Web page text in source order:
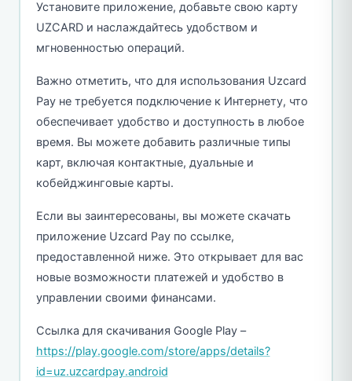
Установите приложение, добавьте свою карту
UZCARD и наслаждайтесь удобством и
мгновенностью операций.
Важно отметить, что для использования Uzcard
Pay не требуется подключение к Интернету, что
обеспечивает удобство и доступность в любое
время. Вы можете добавить различные типы
карт, включая контактные, дуальные и
кобейджинговые карты.
Если вы заинтересованы, вы можете скачать
приложение Uzcard Pay по ссылке,
предоставленной ниже. Это открывает для вас
новые возможности платежей и удобство в
управлении своими финансами.
Ссылка для скачивания Google Play –
https://play.google.com/store/apps/details?
id=uz.uzcardpay.android